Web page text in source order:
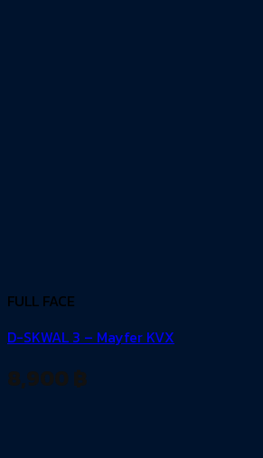
FULL FACE
D-SKWAL 3 – Mayfer KVX
8,900 ฿